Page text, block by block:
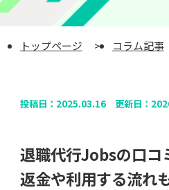
トップページ コラム記事
投稿日： 2025.03.16更新日：
退職代行Jobsの口コ
返金や利用する流れ